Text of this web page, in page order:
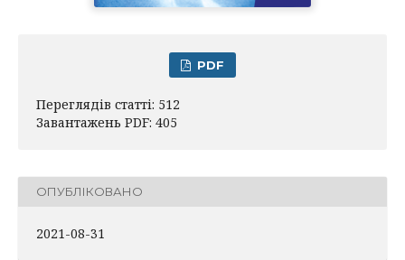
PDF
Переглядів статті: 512
Завантажень PDF: 405
ОПУБЛІКОВАНО
2021-08-31